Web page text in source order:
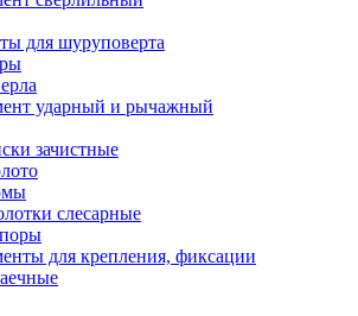
для шуруповерта
ударный и рычажный
зачистные
слесарные
для крепления, фиксации